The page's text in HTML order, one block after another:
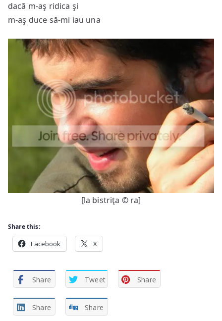
dacă m-aş ridica şi
m-aş duce să-mi iau una
[la bistriţa © ra]
Share this:
Facebook X
Share Tweet Share
Share Share